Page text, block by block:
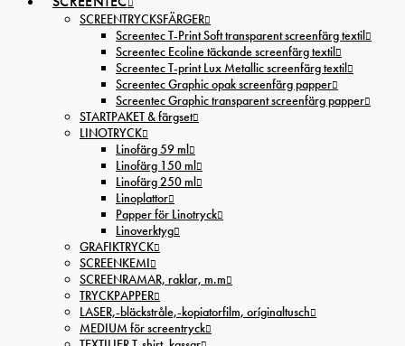
SCREENTRYCKSFÄRGER
Screentec T-Print Soft transparent screenfärg textil
Screentec Ecoline täckande screenfärg textil
Screentec T-print Lux Metallic screenfärg textil
Screentec Graphic opak screenfärg papper
Screentec Graphic transparent screenfärg papper
STARTPAKET & färgset
LINOTRYCK
Linofärg 59 ml
Linofärg 150 ml
Linofärg 250 ml
Linoplattor
Papper för Linotryck
Linoverktyg
GRAFIKTRYCK
SCREENKEMI
SCREENRAMAR, raklar, m.m
TRYCKPAPPER
LASER,-bläckstråle,-kopiatorfilm, oríginaltusch
MEDIUM för screentryck